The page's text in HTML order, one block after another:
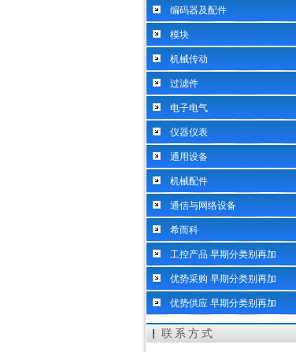
编码器及配件
模块
机械传动
过滤件
电子电气
仪器仪表
通用设备
机械配件
通信与网络设备
希而科
工控产品 早期分类别再加
优势采购 早期分类别再加
优势供应 早期分类别再加
联系方式